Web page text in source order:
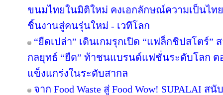
ขนมไทยในมิติใหม่ คงเอกลักษณ์ความเป็นไท
ชิ้นงานสู่คนรุ่นใหม่ - เวทีโลก
“ยืดเปล่า” เดินเกมรุกเปิด “แฟล็กชิปสโตร์”
กลยุทธ์ “ยืด” ท้าชนแบรนด์แฟชั่นระดับโลก
แข็งแกร่งในระดับสากล
จาก Food Waste สู่ Food Wow! SUPALAI ส